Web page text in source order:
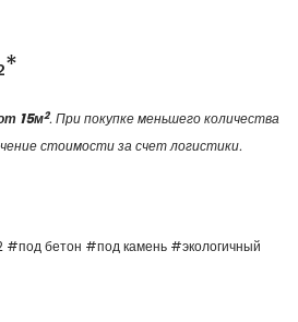
*
15м2. При покупке меньшего количества
стоимости за счет логистики.
#под бетон #под камень #экологичный